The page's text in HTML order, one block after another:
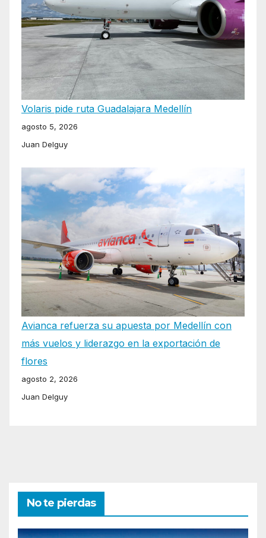
Volaris pide ruta Guadalajara Medellín
agosto 5, 2026
Juan Delguy
Avianca refuerza su apuesta por Medellín con
más vuelos y liderazgo en la exportación de
flores
agosto 2, 2026
Juan Delguy
No te pierdas